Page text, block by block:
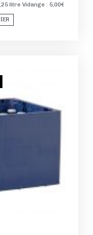
litre Vidange : 5,00€